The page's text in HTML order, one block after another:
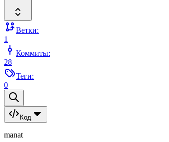
Ветки:
1
Коммиты:
28
Теги:
0
Код
manat